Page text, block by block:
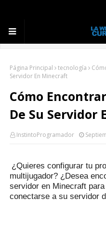
Página Principal tecnología
Servidor En Minecraft
Cómo
De Su Servidor
InstintoProgramador
¿Quieres configurar tu
multijugador? ¿Desea
servidor en Minecraft
conectarse a su servidor